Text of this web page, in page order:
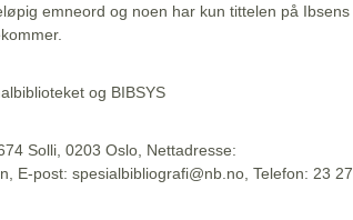
emneord og noen har kun tittelen på Ibsens
og BIBSYS
Solli, 0203 Oslo, Nettadresse:
E-post: spesialbibliografi@nb.no, Telefon: 23